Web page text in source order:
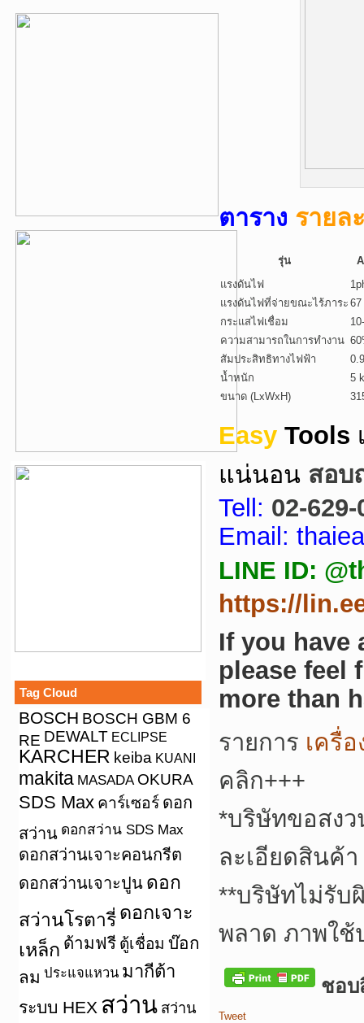
Tag Cloud
BOSCH BOSCH GBM 6
RE DEWALT ECLIPSE
KARCHER keiba KUANI
makita MASADA OKURA
SDS Max คาร์เซอร์ ดอก
สว่าน ดอกสว่าน SDS Max
ดอกสว่านเจาะคอนกรีต
ดอกสว่านเจาะปูน ดอก
สว่านโรตารี่ ดอกเจาะ
เหล็ก ด้ามฟรี ตู้เชื่อม บ๊อก
ลม ประแจแหวน มากีต้า
ระบบ HEX สว่าน สว่าน
ตาราง รายล
รุ่น
แรงดันไฟ
แรงดันไฟที่จ่ายขณะไร้ภาระ 67
กระแสไฟเชื่อม
ความสามารถในการทำงาน
สัมประสิทธิทางไฟฟ้า
น้ำหนัก
5
ขนาด (LxWxH)
Easy Tools
แน่นอน สอบ
Tell: 02-629-
Email:
LINE ID:
https://
If you have
please feel
more than
รายการ เครื่
คลิก+++
*บริษัทขอสงว
ละเอียดสินค้
**บริษัทไม่รับ
พลาด ภาพใ
ชอบ
Tweet